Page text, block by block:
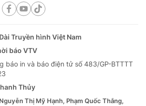
tế
Truyền hình Việt Nam
báo VTV
báo in và báo điện tử số 483/GP-BTTTT
Thủy
Nguyễn Thị Mỹ Hạnh, Phạm Quốc Thắng,